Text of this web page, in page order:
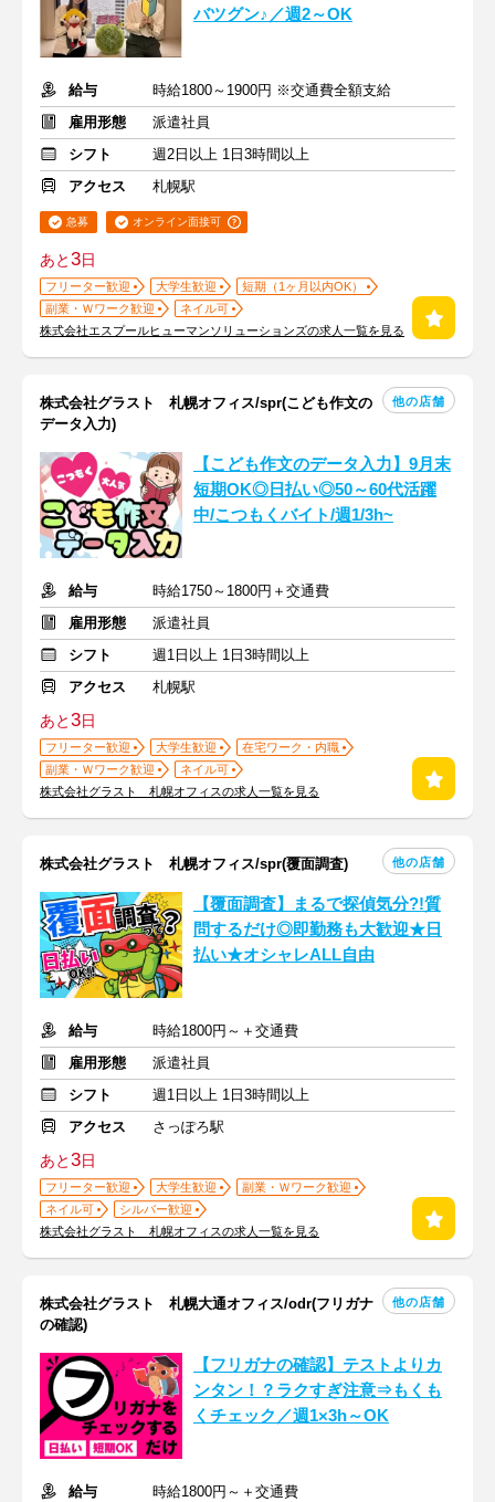
バツグン♪／週2～OK
給与
時給1800～1900円 ※交通費全額支給
雇用形態
派遣社員
シフト
週2日以上 1日3時間以上
アクセス
札幌駅
急募 オンライン面接可
あと3日
フリーター歓迎 大学生歓迎
短期（1ヶ月以内OK）
副業・Ｗワーク歓迎
ネイル可
株式会社エスプールヒューマンソリューションズの求人一覧を見る
株式会社グラスト 札幌オフィス/spr(こども作文の
データ入力)
他の店舗
【こども作文のデータ入力】9月末
短期OK◎日払い◎50～60代活躍
中/こつもくバイト/週1/3h~
給与
時給1750～1800円＋交通費
雇用形態
派遣社員
シフト
週1日以上 1日3時間以上
アクセス
札幌駅
あと3日
フリーター歓迎 大学生歓迎
在宅ワーク・内職
副業・Ｗワーク歓迎
ネイル可
株式会社グラスト 札幌オフィスの求人一覧を見る
株式会社グラスト 札幌オフィス/spr(覆面調査) 他の店舗
【覆面調査】まるで探偵気分?!質
問するだけ◎即勤務も大歓迎★日
払い★オシャレALL自由
給与
時給1800円～＋交通費
雇用形態
派遣社員
シフト
週1日以上 1日3時間以上
アクセス
さっぽろ駅
あと3日
フリーター歓迎 大学生歓迎
副業・Ｗワーク歓迎
ネイル可
シルバー歓迎
株式会社グラスト 札幌オフィスの求人一覧を見る
株式会社グラスト 札幌大通オフィス/odr(フリガナ
の確認)
他の店舗
【フリガナの確認】テストよりカ
ンタン！？ラクすぎ注意⇒もくも
くチェック／週1×3h～OK
給与
時給1800円～＋交通費